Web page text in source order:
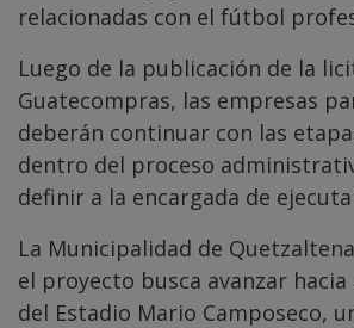
relacionadas con el fútbol
Luego de la publicación de la
Guatecompras, las empresas
deberán continuar con las
dentro del proceso
definir a la encargada de
La Municipalidad de
el proyecto busca avanzar
del Estadio Mario Camposeco,